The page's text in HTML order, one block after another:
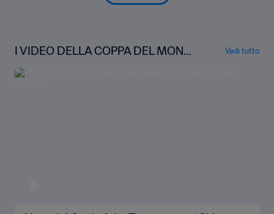
I VIDEO DELLA COPPA DEL MOND
O
Vedi tutto